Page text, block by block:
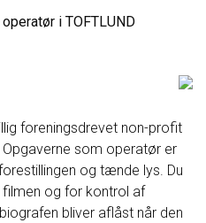
i TOFTLUND
foreningsdrevet non-profit
som operatør er
og tænde lys. Du
filmen og for kontrol af
bliver aflåst når den